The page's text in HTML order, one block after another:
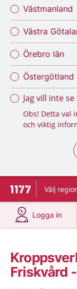
Västmanland
Västra
Örebro län
Östergötland
Jag vill inte
Obs! Detta val
och viktig
Till startsidan för
Välj
Logga in
på 1177.se
Friskvård